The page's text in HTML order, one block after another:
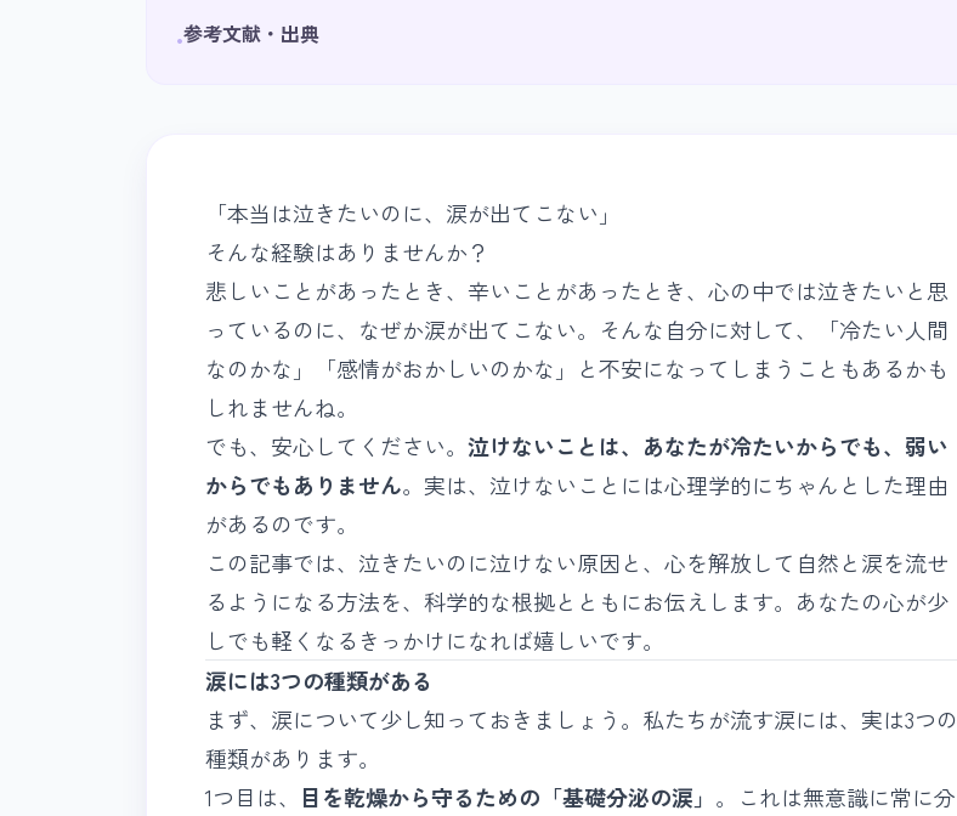
•参考文献・出典
「本当は泣きたいのに、涙が出てこない」
そんな経験はありませんか？
悲しいことがあったとき、辛いことがあったとき、心の中では泣きたいと思
っているのに、なぜか涙が出てこない。そんな自分に対して、「冷たい人間
なのかな」「感情がおかしいのかな」と不安になってしまうこともあるかも
しれませんね。
でも、安心してください。 泣けないことは、あなたが冷たいからでも、弱い
からでもありません。実は、泣けないことには心理学的にちゃんとした理由
があるのです。
この記事では、泣きたいのに泣けない原因と、心を解放して自然と涙を流せ
るようになる方法を、科学的な根拠とともにお伝えします。あなたの心が少
しでも軽くなるきっかけになれば嬉しいです。
涙には3つの種類がある
まず、涙について少し知っておきましょう。私たちが流す涙には、実は3つの
種類があります。
1つ目は、
目を乾燥から守るための「基礎分泌の涙」 。これは無意識に常に分